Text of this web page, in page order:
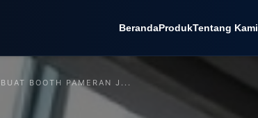
BerandaProdukTentang Kami
BUAT BOOTH PAMERAN J...